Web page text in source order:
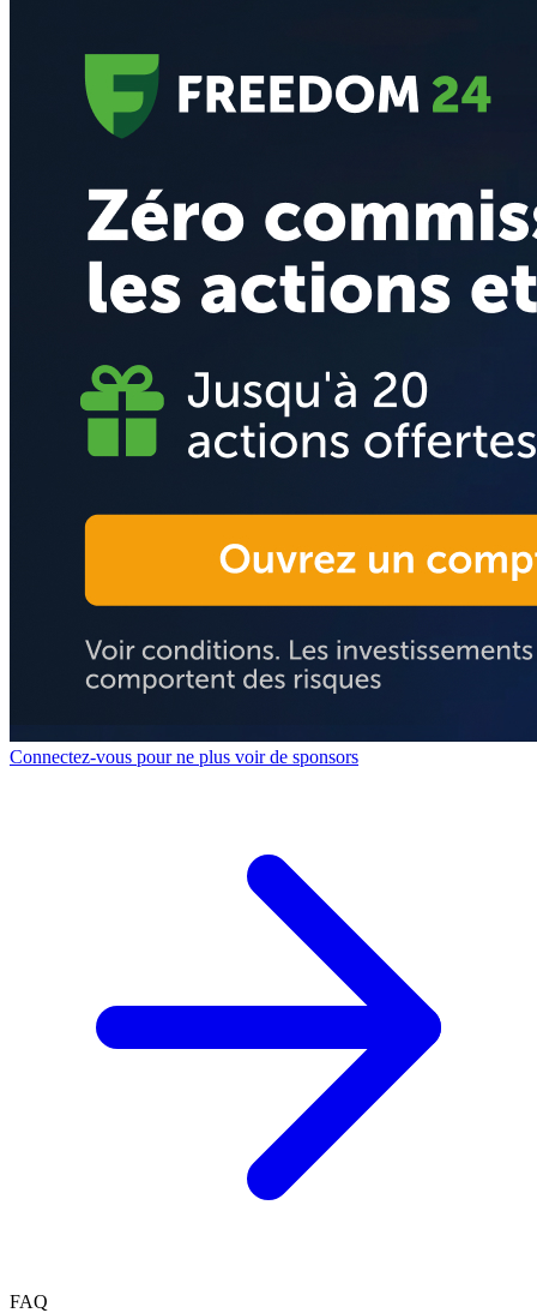
Connectez-vous pour ne plus voir de sponsors
FAQ